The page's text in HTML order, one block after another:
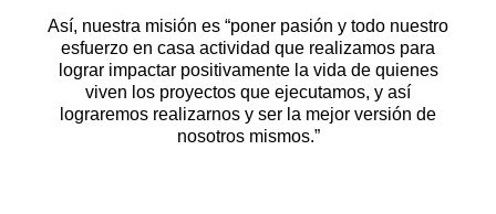
Así, nuestra misión es “poner pasión y todo nuestro
esfuerzo en casa actividad que realizamos para
lograr impactar positivamente la vida de quienes
viven los proyectos que ejecutamos, y así
lograremos realizarnos y ser la mejor versión de
nosotros mismos.”